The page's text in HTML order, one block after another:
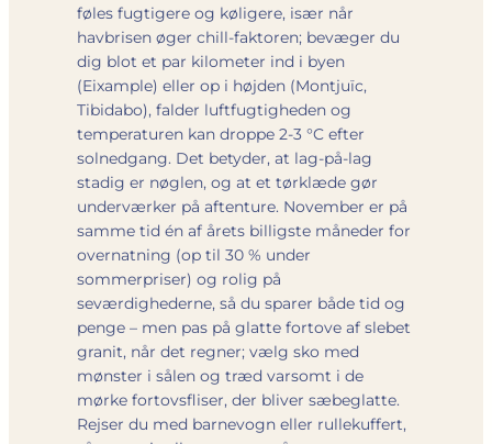
føles fugtigere og køligere, især når
havbrisen øger chill-faktoren; bevæger du
dig blot et par kilometer ind i byen
(Eixample) eller op i højden (Montjuïc,
Tibidabo), falder luftfugtigheden og
temperaturen kan droppe 2-3 °C efter
solnedgang. Det betyder, at lag-på-lag
stadig er nøglen, og at et tørklæde gør
underværker på aftenture. November er på
samme tid én af årets billigste måneder for
overnatning (op til 30 % under
sommerpriser) og rolig på
seværdighederne, så du sparer både tid og
penge – men pas på glatte fortove af slebet
granit, når det regner; vælg sko med
mønster i sålen og træd varsomt i de
mørke fortovsfliser, der bliver sæbe­glatte.
Rejser du med barnevogn eller rullekuffert,